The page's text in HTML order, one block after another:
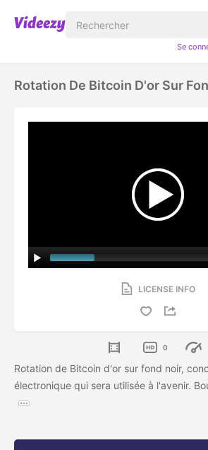
Se
Rotation De Bitcoin D'or Sur
LICENSE INFO
0
Rotation de Bitcoin d'or sur fond noir,
électronique qui sera utilisée à l'avenir.